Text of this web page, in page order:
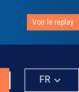
Voir le replay
FR